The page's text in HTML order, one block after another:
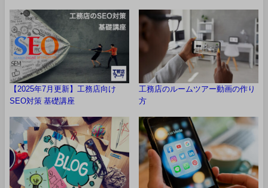
【2025年7月更新】工務店向け
SEO対策 基礎講座
工務店のルームツアー動画の作り
方